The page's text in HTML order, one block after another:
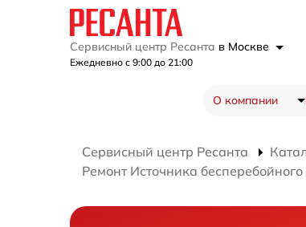
Сервисный центр Ресанта в Москве
Ежедневно с 9:00 до 21:00
О компании
Сервисный центр Ресанта
Ремонт Источника